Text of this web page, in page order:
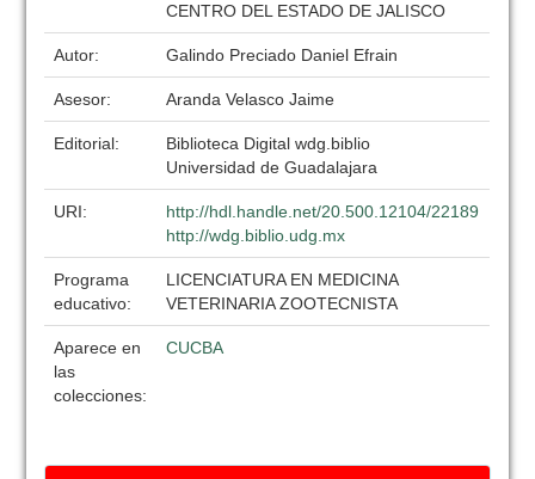
CENTRO DEL ESTADO DE JALISCO
Autor: Galindo Preciado Daniel Efrain
Asesor: Aranda Velasco Jaime
Editorial:
Biblioteca Digital wdg.biblio
Universidad de Guadalajara
URI:
http://hdl.handle.net/20.500.12104/22189
http://wdg.biblio.udg.mx
Programa
educativo:
LICENCIATURA EN MEDICINA
VETERINARIA ZOOTECNISTA
Aparece en
las
colecciones:
CUCBA